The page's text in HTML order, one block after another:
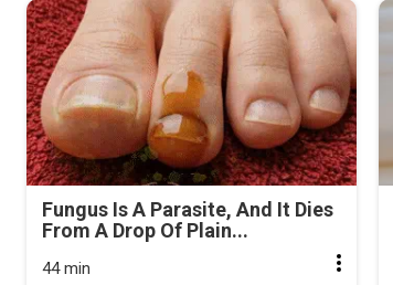
Fungus Is A Parasite, And It Dies
From A Drop Of Plain...
44 min